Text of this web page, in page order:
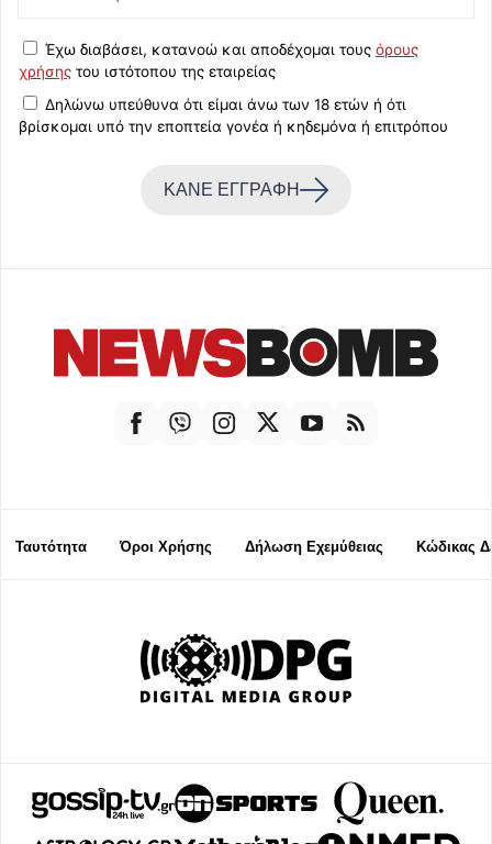
Έχω διαβάσει, κατανοώ και αποδέχομαι τους όρους
χρήσης του ιστότοπου της εταιρείας
Δηλώνω υπεύθυνα ότι είμαι άνω των 18 ετών ή ότι
βρίσκομαι υπό την εποπτεία γονέα ή κηδεμόνα ή επιτρόπου
ΚΑΝΕ ΕΓΓΡΑΦΗ
Ταυτότητα Όροι Χρήσης Δήλωση Εχεμύθειας Κώδικας